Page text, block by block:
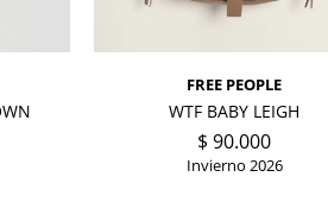
FREE PEOPLE
WTF BABY LEIGH
$ 90.000
Invierno 2026